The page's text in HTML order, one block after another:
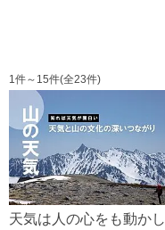
1件～15件(全23件)
天気は人の心をも動かし